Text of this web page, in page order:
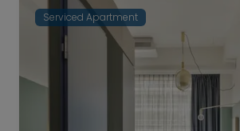
Serviced Apartment